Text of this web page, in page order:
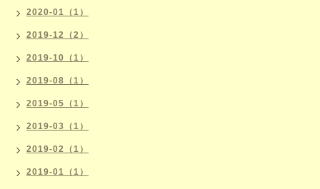
2020-01（1）
2019-12（2）
2019-10（1）
2019-08（1）
2019-05（1）
2019-03（1）
2019-02（1）
2019-01（1）